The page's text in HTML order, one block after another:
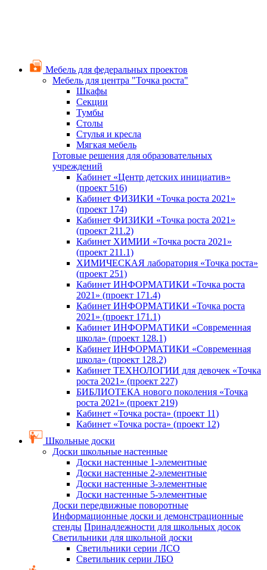
Мебель для федеральных проектов
Мебель для центра "Точка роста"
Шкафы
Секции
Тумбы
Столы
Стулья и кресла
Мягкая мебель
Готовые решения для образовательных
учреждений
Кабинет «Центр детских инициатив»
(проект 516)
Кабинет ФИЗИКИ «Точка роста 2021»
(проект 174)
Кабинет ФИЗИКИ «Точка роста 2021»
(проект 211.2)
Кабинет ХИМИИ «Точка роста 2021»
(проект 211.1)
ХИМИЧЕСКАЯ лаборатория «Точка роста»
(проект 251)
Кабинет ИНФОРМАТИКИ «Точка роста
2021» (проект 171.4)
Кабинет ИНФОРМАТИКИ «Точка роста
2021» (проект 171.1)
Кабинет ИНФОРМАТИКИ «Современная
школа» (проект 128.1)
Кабинет ИНФОРМАТИКИ «Современная
школа» (проект 128.2)
Кабинет ТЕХНОЛОГИИ для девочек «Точка
роста 2021» (проект 227)
БИБЛИОТЕКА нового поколения «Точка
роста 2021» (проект 219)
Кабинет «Точка роста» (проект 11)
Кабинет «Точка роста» (проект 12)
Школьные доски
Доски школьные настенные
Доски настенные 1-элементные
Доски настенные 2-элементные
Доски настенные 3-элементные
Доски настенные 5-элементные
Доски передвижные поворотные
Информационные доски и демонстрационные
стенды Принадлежности для школьных досок
Светильники для школьной доски
Светильники серии ЛСО
Светильник серии ЛБО